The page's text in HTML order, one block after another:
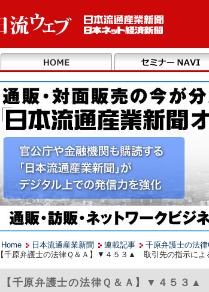
Home 日本流通産業新聞 連載記事
千原弁護士の法
【千原弁護士の法律Ｑ＆Ａ】▼４５３▲ 取引先の指示によ
【千原弁護士の法律Ｑ＆Ａ】▼４５３